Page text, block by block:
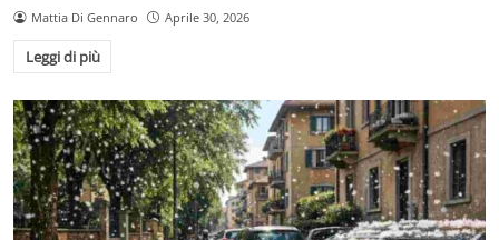
Mattia Di Gennaro Aprile 30, 2026
Leggi di più